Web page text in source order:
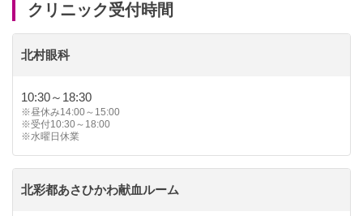
クリニック受付時間
北村眼科
10:30～18:30
※昼休み14:00～15:00
※受付10:30～18:00
※水曜日休業
北彩都あさひかわ献血ルーム